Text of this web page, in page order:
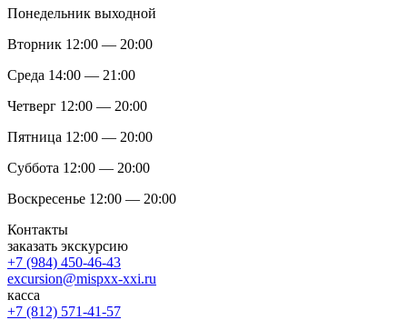
Понедельник выходной
Вторник 12:00 — 20:00
Среда 14:00 — 21:00
Четверг 12:00 — 20:00
Пятница 12:00 — 20:00
Суббота 12:00 — 20:00
Воскресенье 12:00 — 20:00
Контакты
заказать экскурсию
+7 (984) 450-46-43
excursion@mispxx-xxi.ru
касса
+7 (812) 571-41-57